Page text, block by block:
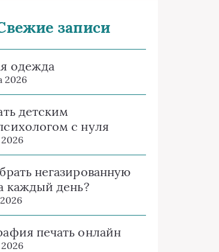
записи
одежда
2026
детским
с нуля
негазированную
каждый день?
печать онлайн